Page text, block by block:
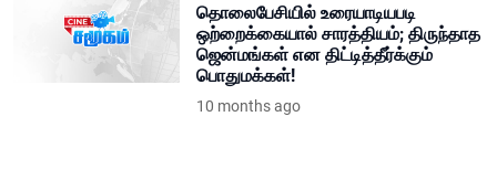
தொலைபேசியில் உரையாடியபடி
ஒற்றைக்கையால் சாரத்தியம்; திருந்தாத
ஜென்மங்கள் என திட்டித்தீர்க்கும்
பொதுமக்கள்!
10 months ago